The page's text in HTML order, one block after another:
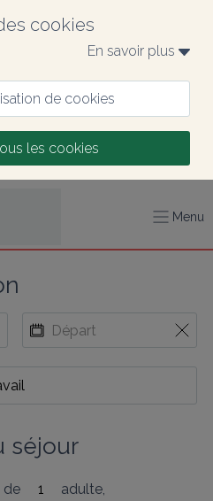
cookies
En savoir plus
de cookies
les cookies
Menu
séjour
de adulte,